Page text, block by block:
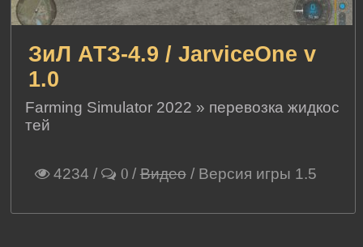
ЗиЛ АТЗ-4.9 / JarviceOne v
1.0
Farming Simulator 2022 » перевозка жидкос
тей
4234 / 0 /Видео/ Версия игры 1.5